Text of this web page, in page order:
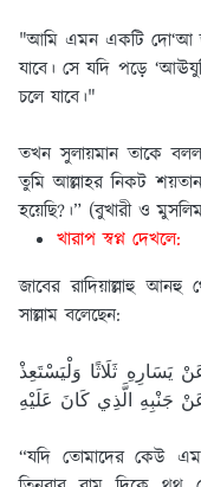
"আমি এমন একটি দো‘আ
যাবে। সে যদি পড়ে
চলে যাবে।"
তখন সুলায়মান তাকে বলল,
তুমি আল্লাহর নিকট
হয়েছি?।” (বুখারী ও
খারাপ স্বপ্ন দেখলে:
জাবের রাদিয়াল্লাহু আনহু
সাল্লাম বলেছেন:
يَسَارِهِ ثَلَاثًا وَلْيَسْتَعِذْ
جَنْبِهِ الَّذِي كَانَ عَلَيْهِ
“যদি তোমাদের কেউ